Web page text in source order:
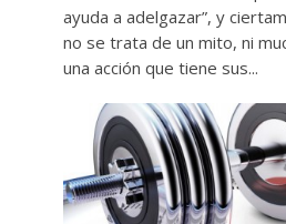
ayuda a adelgazar”, y
no se trata de un mito, ni
una acción que tiene sus...